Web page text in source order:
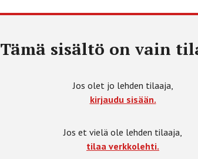
Tämä sisältö on vain
Jos olet jo lehden tilaaja,
kirjaudu sisään.
Jos et vielä ole lehden tilaaja,
tilaa verkkolehti.